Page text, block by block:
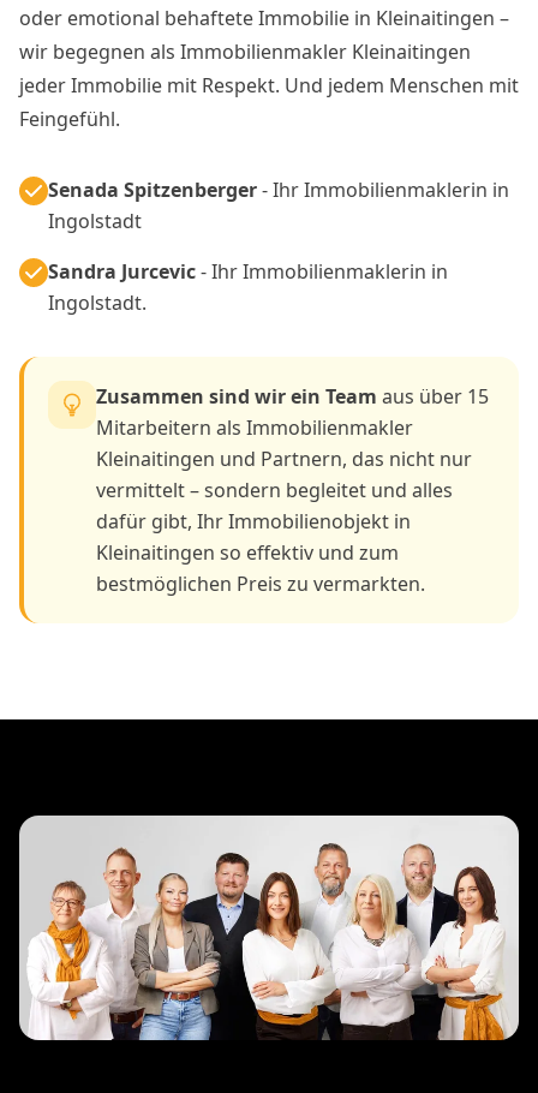
oder emotional behaftete Immobilie in Kleinaitingen –
wir begegnen als Immobilienmakler Kleinaitingen
jeder Immobilie mit Respekt. Und jedem Menschen mit
Feingefühl.
Senada Spitzenberger- Ihr Immobilienmaklerin in
Ingolstadt
Sandra Jurcevic- Ihr Immobilienmaklerin in
Ingolstadt.
Zusammen sind wir ein Team aus über 15
Mitarbeitern als Immobilienmakler
Kleinaitingen und Partnern, das nicht nur
vermittelt – sondern begleitet und alles
dafür gibt, Ihr Immobilienobjekt in
Kleinaitingen so effektiv und zum
bestmöglichen Preis zu vermarkten.